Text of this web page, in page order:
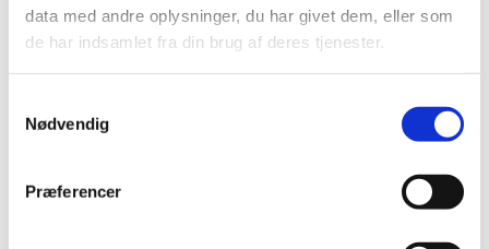
data med andre oplysninger, du har givet dem, eller som
de har indsamlet fra din brug af deres tjenester.
Nødvendig
Præferencer
Bevilling til at drive Grindsted Apotek
suspension); Begrænsning af brugen hos